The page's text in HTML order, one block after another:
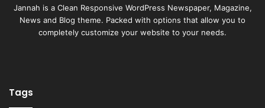
Jannah is a Clean Responsive WordPress Newspaper, Magazine,
News and Blog theme. Packed with options that allow you to
completely customize your website to your needs.
Tags